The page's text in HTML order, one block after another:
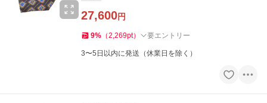
27,600円
9% （2,269pt） 要エントリー
3〜5日以内に発送（休業日を除く）